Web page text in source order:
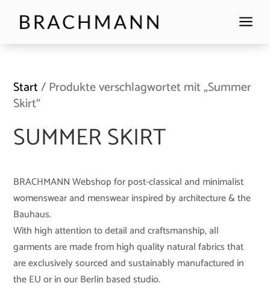
a
Start/ Produkte verschlagwortet mit „Summer
Skirt“
SUMMER SKIRT
BRACHMANN Webshop for post-classical and minimalist
womenswear and menswear inspired by architecture & the
Bauhaus.
With high attention to detail and craftsmanship, all
garments are made from high quality natural fabrics that
are exclusively sourced and sustainably manufactured in
the EU or in our Berlin based studio.